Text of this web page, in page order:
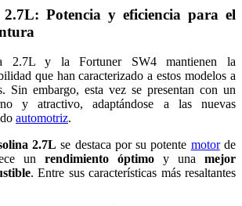
Potencia y eficiencia para el
2.7L y la Fortuner SW4 mantienen la
que han caracterizado a estos modelos a
Sin embargo, esta vez se presentan con un
y atractivo, adaptándose a las nuevas
automotriz.
2.7L se destaca por su potente motorde
un rendimiento óptimo y una mejor
. Entre sus características más resaltantes